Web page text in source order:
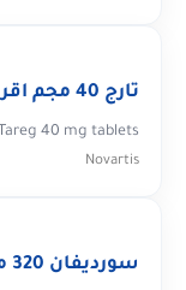
تارج 40 مجم اقراص
Tareg 40 mg tablets
Novartis
سورديفان 320 مجم اقراص